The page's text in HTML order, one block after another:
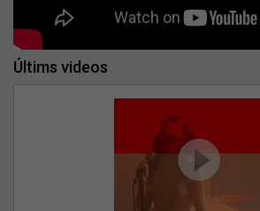
Últims videos